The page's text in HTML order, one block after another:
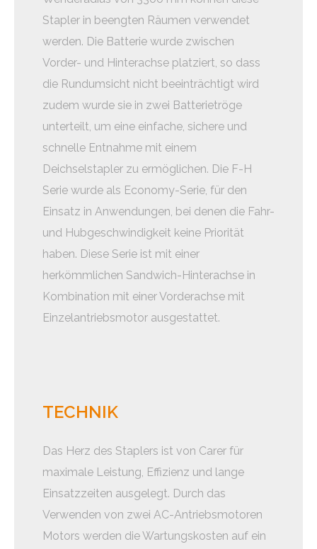
Stapler in beengten Räumen verwendet
werden. Die Batterie wurde zwischen
Vorder- und Hinterachse platziert, so dass
die Rundumsicht nicht beeinträchtigt wird
zudem wurde sie in zwei Batterietröge
unterteilt, um eine einfache, sichere und
schnelle Entnahme mit einem
Deichselstapler zu ermöglichen. Die F-H
Serie wurde als Economy-Serie, für den
Einsatz in Anwendungen, bei denen die Fahr-
und Hubgeschwindigkeit keine Priorität
haben. Diese Serie ist mit einer
herkömmlichen Sandwich-Hinterachse in
Kombination mit einer Vorderachse mit
Einzelantriebsmotor ausgestattet.
TECHNIK
Das Herz des Staplers ist von Carer für
maximale Leistung, Effizienz und lange
Einsatzzeiten ausgelegt. Durch das
Verwenden von zwei AC-Antriebsmotoren
Motors werden die Wartungskosten auf ein